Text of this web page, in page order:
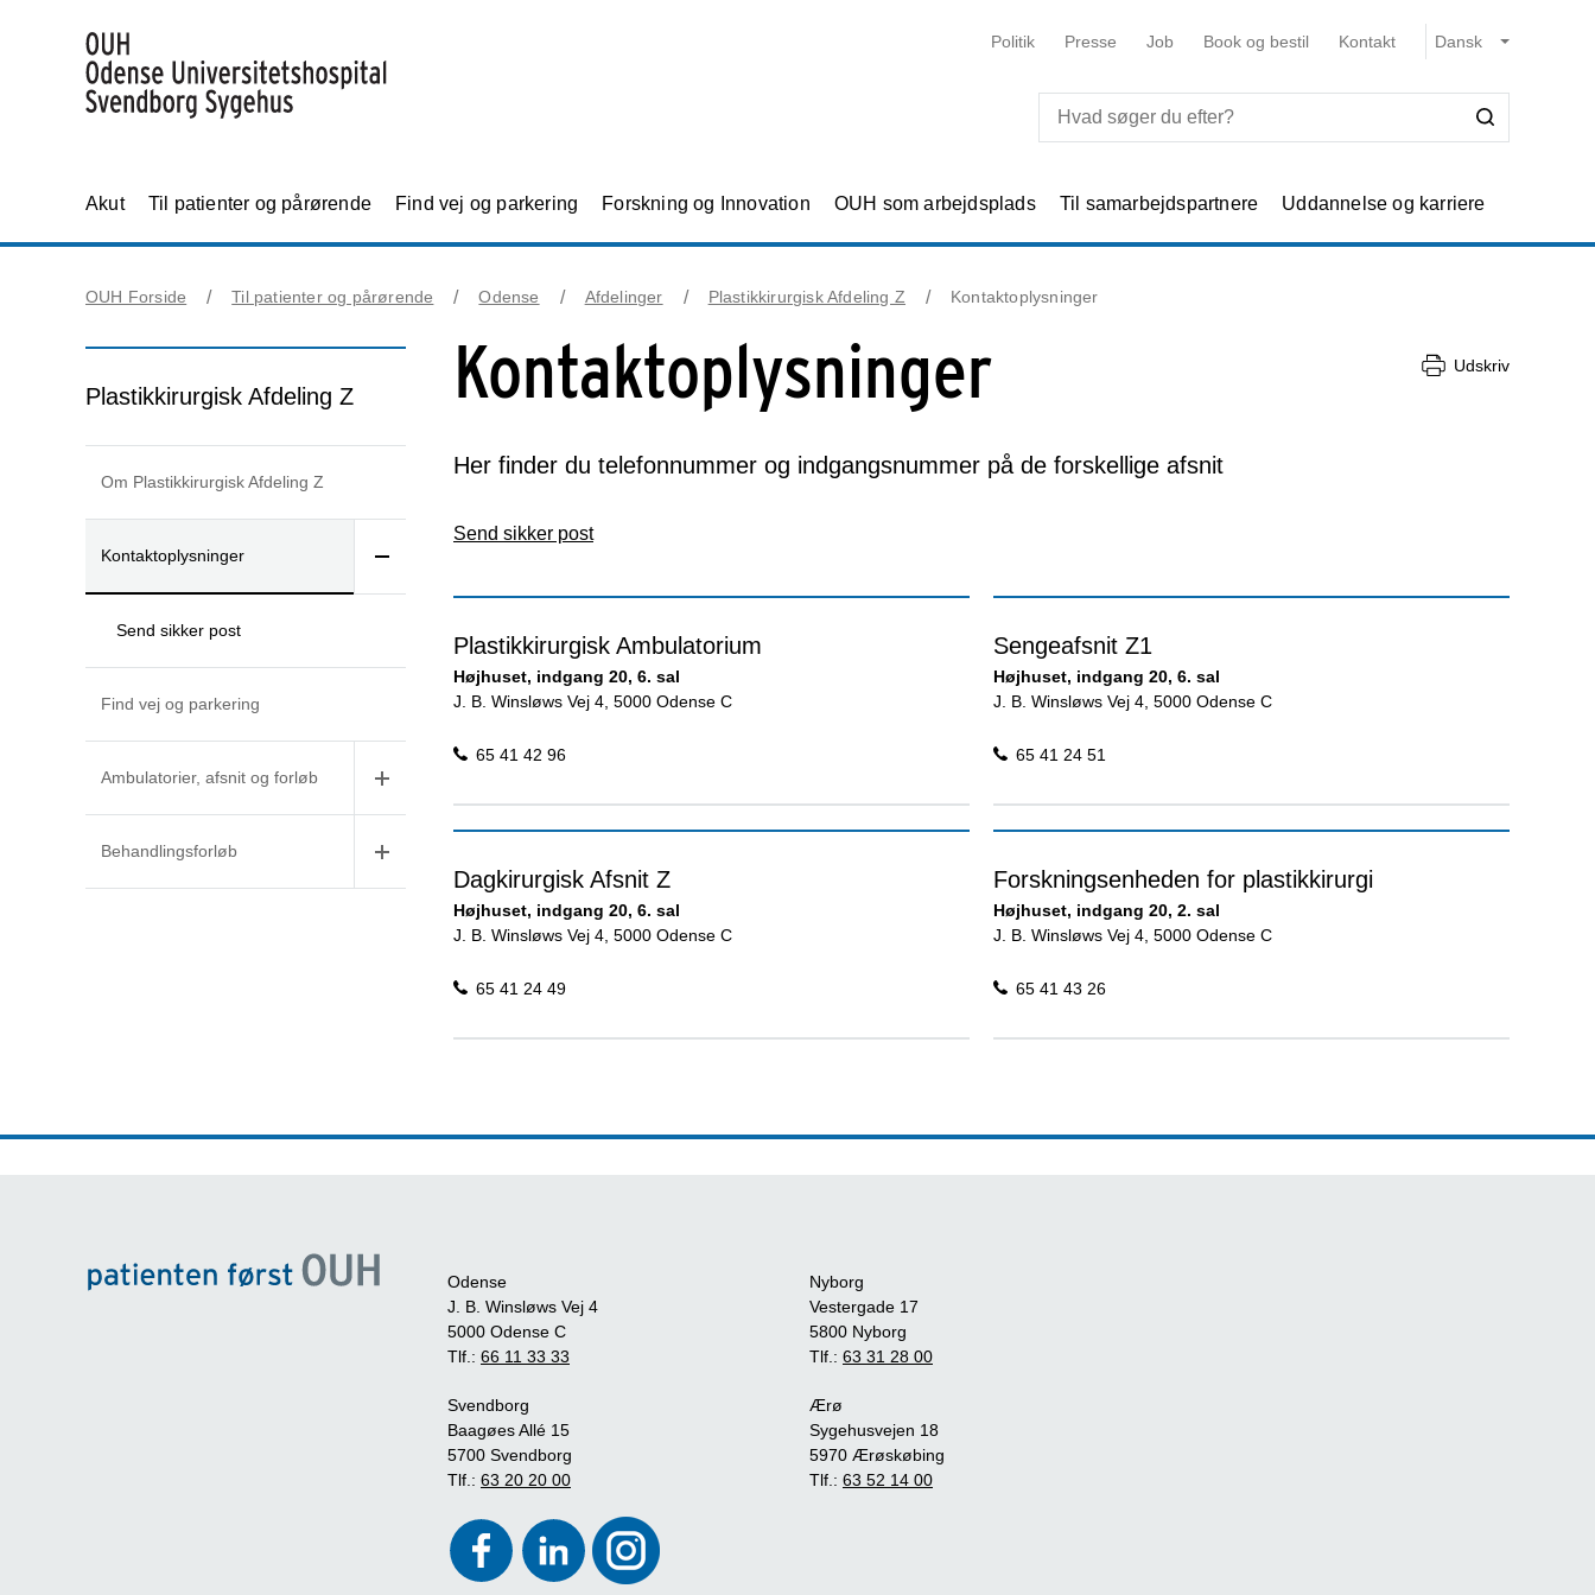
Politik Presse Job Book og bestil Kontakt
Akut Til patienter og pårørende Find vej og parkering Forskning og Innovation OUH som arbejdsplads Til samarbejdspartnere Uddannelse og karriere
OUH Forside Til patienter og pårørende Odense Afdelinger Plastikkirurgisk Afdeling Z Kontaktoplysninger
Plastikkirurgisk Afdeling Z
Om Plastikkirurgisk Afdeling Z
Kontaktoplysninger
Send sikker post
Find vej og parkering
Ambulatorier, afsnit og forløb
Behandlingsforløb
Kontaktoplysninger Udskriv
Her finder du telefonnummer og indgangsnummer på de forskellige afsnit
Send sikker post
Plastikkirurgisk Ambulatorium
Højhuset, indgang 20, 6. sal
J. B. Winsløws Vej 4, 5000 Odense C
65 41 42 96
Sengeafsnit Z1
Højhuset, indgang 20, 6. sal
J. B. Winsløws Vej 4, 5000 Odense C
65 41 24 51
Dagkirurgisk Afsnit Z
Højhuset, indgang 20, 6. sal
J. B. Winsløws Vej 4, 5000 Odense C
65 41 24 49
Forskningsenheden for plastikkirurgi
Højhuset, indgang 20, 2. sal
J. B. Winsløws Vej 4, 5000 Odense C
65 41 43 26
Odense
J. B. Winsløws Vej 4
5000 Odense C
Tlf.: 66 11 33 33
Svendborg
Baagøes Allé 15
5700 Svendborg
Tlf.: 63 20 20 00
Nyborg
Vestergade 17
5800 Nyborg
Tlf.: 63 31 28 00
Ærø
Sygehusvejen 18
5970 Ærøskøbing
Tlf.: 63 52 14 00